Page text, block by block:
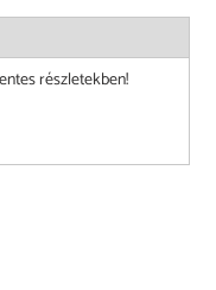
részletekben!